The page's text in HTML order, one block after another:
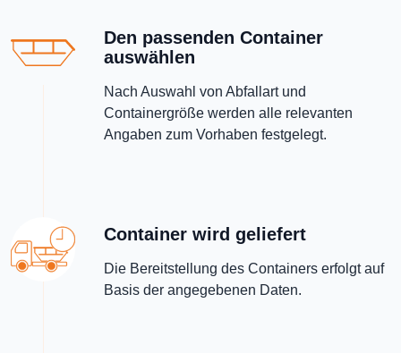
Den passenden Container
auswählen
Nach Auswahl von Abfallart und
Containergröße werden alle relevanten
Angaben zum Vorhaben festgelegt.
Container wird geliefert
Die Bereitstellung des Containers erfolgt auf
Basis der angegebenen Daten.